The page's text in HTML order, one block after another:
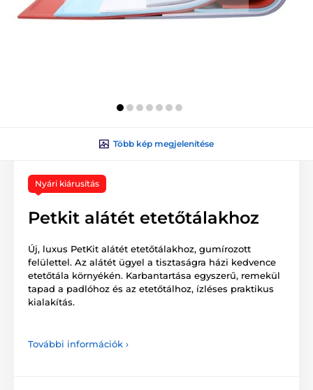
Több kép megjelenítése
Nyári kiárusítás
Petkit alátét etetőtálakhoz
Új, luxus PetKit alátét etetőtálakhoz, gumírozott
felülettel. Az alátét ügyel a tisztaságra házi kedvence
etetőtála környékén. Karbantartása egyszerű, remekül
tapad a padlóhoz és az etetőtálhoz, ízléses praktikus
kialakítás.
További információk ›